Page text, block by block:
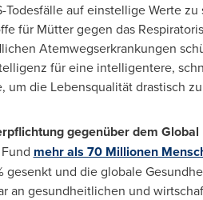
Todesfälle auf einstellige Werte zu
für Mütter gegen das
Atemwegserkrankungen
für eine intelligentere,
um die Lebensqualität drastisch
gegenüber dem Global
mehr als 70 Millionen
gesenkt und die globale
an gesundheitlichen und